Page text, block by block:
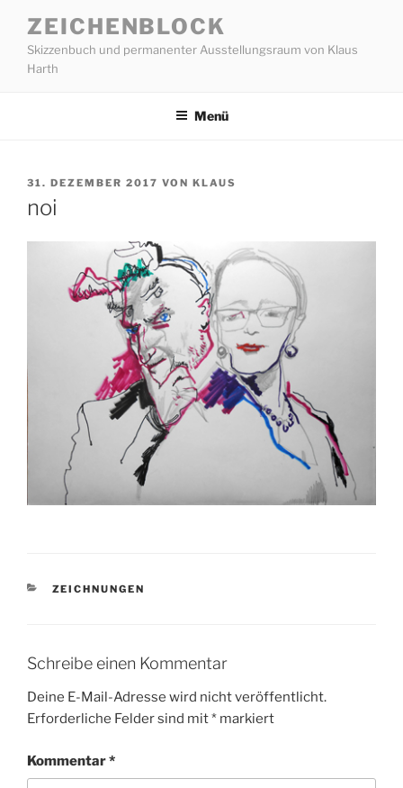
Inhalt
springen
ZEICHENBLOCK
Skizzenbuch und permanenter Ausstellungsraum von Klaus
Harth
Menü
VERÖFFENTLICHT
31. DEZEMBER 2017 VON KLAUS
noi
KATEGORIEN
ZEICHNUNGEN
Schreibe einen Kommentar
Deine E-Mail-Adresse wird nicht veröffentlicht.
Erforderliche Felder sind mit* markiert
Kommentar*